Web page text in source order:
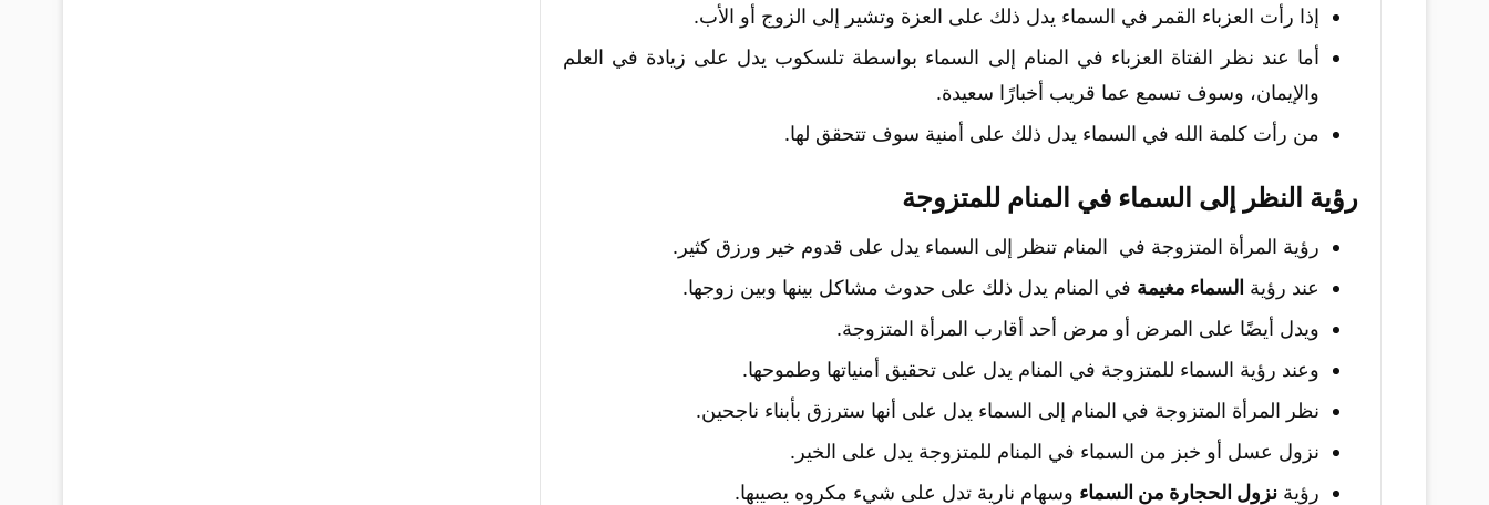
إذا رأت العزباء القمر في السماء يدل ذلك على العزة وتشير إلى الزوج أو الأب.
أما عند نظر الفتاة العزباء في المنام إلى السماء بواسطة تلسكوب يدل على زيادة في العلم
والإيمان، وسوف تسمع عما قريب أخبارًا سعيدة.
من رأت كلمة الله في السماء يدل ذلك على أمنية سوف تتحقق لها.
رؤية النظر إلى السماء في المنام للمتزوجة
رؤية المرأة المتزوجة في المنام تنظر إلى السماء يدل على قدوم خير ورزق كثير.
عند رؤية السماء مغيمة في المنام يدل ذلك على حدوث مشاكل بينها وبين زوجها.
ويدل أيضًا على المرض أو مرض أحد أقارب المرأة المتزوجة.
وعند رؤية السماء للمتزوجة في المنام يدل على تحقيق أمنياتها وطموحها.
نظر المرأة المتزوجة في المنام إلى السماء يدل على أنها سترزق بأبناء ناجحين.
نزول عسل أو خبز من السماء في المنام للمتزوجة يدل على الخير.
رؤية نزول الحجارة من السماء وسهام نارية تدل على شيء مكروه يصيبها.